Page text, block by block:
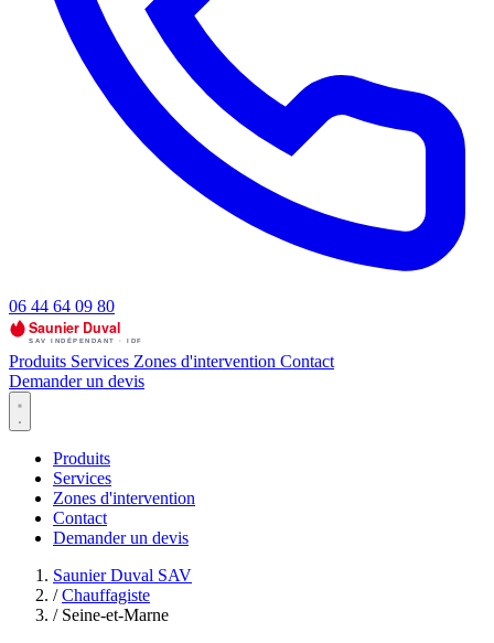
06 44 64 09 80
Produits Services Zones d'intervention Contact
Demander un devis
Produits
Services
Zones d'intervention
Contact
Demander un devis
Saunier Duval SAV
/ Chauffagiste
/ Seine-et-Marne